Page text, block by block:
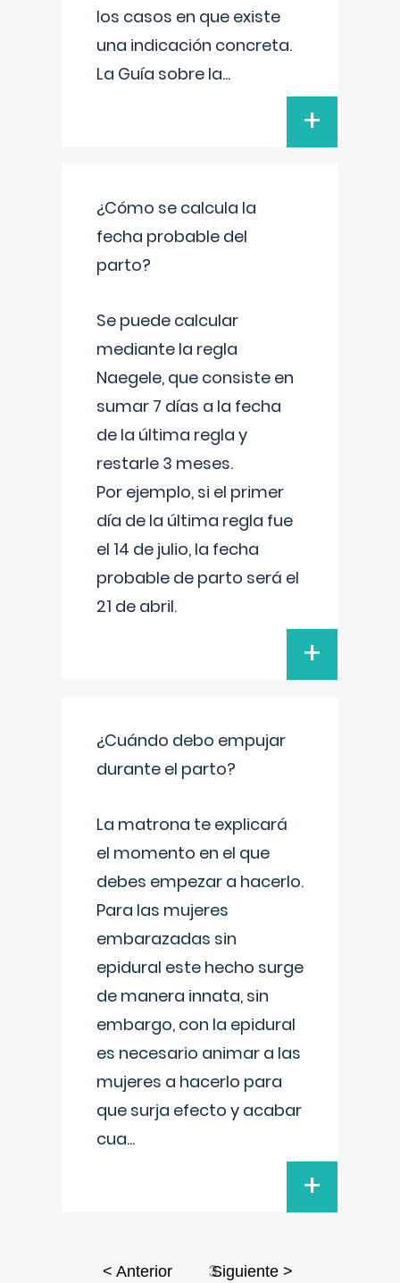
los casos en que existe
una indicación concreta.
La Guía sobre la...
+
¿Cómo se calcula la
fecha probable del
parto?
Se puede calcular
mediante la regla
Naegele, que consiste en
sumar 7 días a la fecha
de la última regla y
restarle 3 meses.
Por ejemplo, si el primer
día de la última regla fue
el 14 de julio, la fecha
probable de parto será el
21 de abril.
+
¿Cuándo debo empujar
durante el parto?
La matrona te explicará
el momento en el que
debes empezar a hacerlo.
Para las mujeres
embarazadas sin
epidural este hecho surge
de manera innata, sin
embargo, con la epidural
es necesario animar a las
mujeres a hacerlo para
que surja efecto y acabar
cua...
+
< Anterior 3Siguiente >